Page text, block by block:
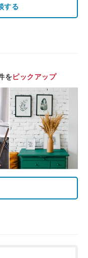
する
をピックアップ